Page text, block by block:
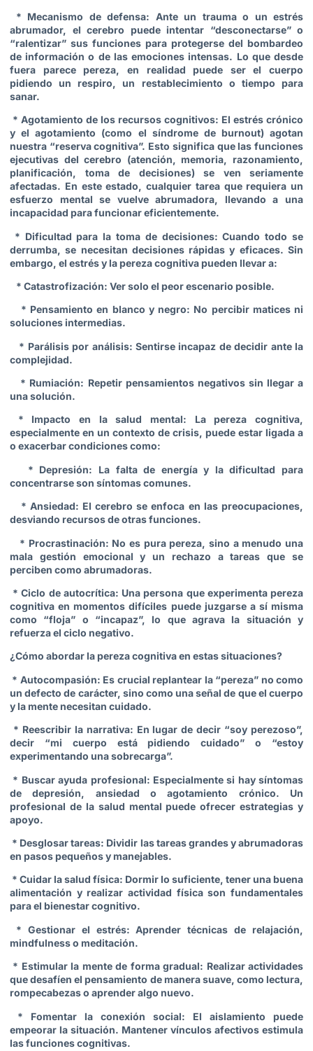
* Mecanismo de defensa: Ante un trauma o un estrés
abrumador, el cerebro puede intentar “desconectarse” o
“ralentizar” sus funciones para protegerse del bombardeo
de información o de las emociones intensas. Lo que desde
fuera parece pereza, en realidad puede ser el cuerpo
pidiendo un respiro, un restablecimiento o tiempo para
sanar.
* Agotamiento de los recursos cognitivos: El estrés crónico
y el agotamiento (como el síndrome de burnout) agotan
nuestra “reserva cognitiva”. Esto significa que las funciones
ejecutivas del cerebro (atención, memoria, razonamiento,
planificación, toma de decisiones) se ven seriamente
afectadas. En este estado, cualquier tarea que requiera un
esfuerzo mental se vuelve abrumadora, llevando a una
incapacidad para funcionar eficientemente.
* Dificultad para la toma de decisiones: Cuando todo se
derrumba, se necesitan decisiones rápidas y eficaces. Sin
embargo, el estrés y la pereza cognitiva pueden llevar a:
* Catastrofización: Ver solo el peor escenario posible.
* Pensamiento en blanco y negro: No percibir matices ni
soluciones intermedias.
* Parálisis por análisis: Sentirse incapaz de decidir ante la
complejidad.
* Rumiación: Repetir pensamientos negativos sin llegar a
una solución.
* Impacto en la salud mental: La pereza cognitiva,
especialmente en un contexto de crisis, puede estar ligada a
o exacerbar condiciones como:
* Depresión: La falta de energía y la dificultad para
concentrarse son síntomas comunes.
* Ansiedad: El cerebro se enfoca en las preocupaciones,
desviando recursos de otras funciones.
* Procrastinación: No es pura pereza, sino a menudo una
mala gestión emocional y un rechazo a tareas que se
perciben como abrumadoras.
* Ciclo de autocrítica: Una persona que experimenta pereza
cognitiva en momentos difíciles puede juzgarse a sí misma
como “floja” o “incapaz”, lo que agrava la situación y
refuerza el ciclo negativo.
¿Cómo abordar la pereza cognitiva en estas situaciones?
* Autocompasión: Es crucial replantear la “pereza” no como
un defecto de carácter, sino como una señal de que el cuerpo
y la mente necesitan cuidado.
* Reescribir la narrativa: En lugar de decir “soy perezoso”,
decir “mi cuerpo está pidiendo cuidado” o “estoy
experimentando una sobrecarga”.
* Buscar ayuda profesional: Especialmente si hay síntomas
de depresión, ansiedad o agotamiento crónico. Un
profesional de la salud mental puede ofrecer estrategias y
apoyo.
* Desglosar tareas: Dividir las tareas grandes y abrumadoras
en pasos pequeños y manejables.
* Cuidar la salud física: Dormir lo suficiente, tener una buena
alimentación y realizar actividad física son fundamentales
para el bienestar cognitivo.
* Gestionar el estrés: Aprender técnicas de relajación,
mindfulness o meditación.
* Estimular la mente de forma gradual: Realizar actividades
que desafíen el pensamiento de manera suave, como lectura,
rompecabezas o aprender algo nuevo.
* Fomentar la conexión social: El aislamiento puede
empeorar la situación. Mantener vínculos afectivos estimula
las funciones cognitivas.